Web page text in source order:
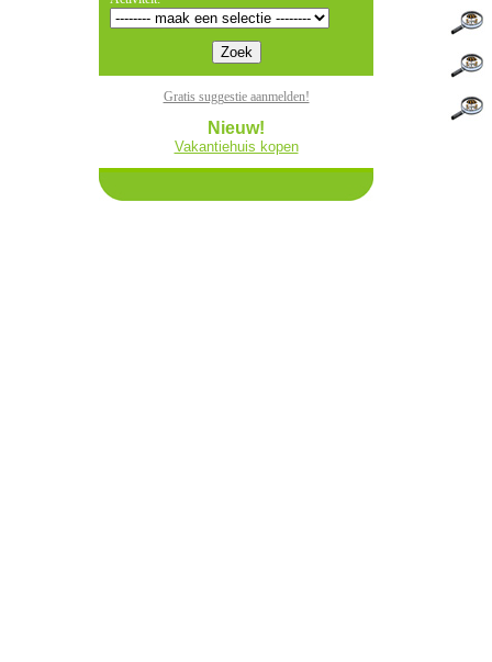
Gratis suggestie aanmelden!
Nieuw!
Vakantiehuis kopen